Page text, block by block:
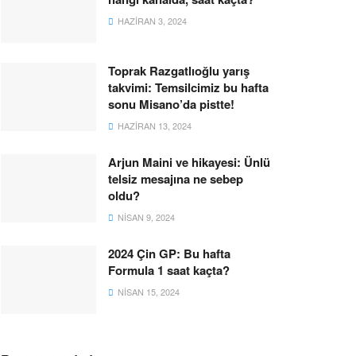
HAZIRAN 3, 2024
Toprak Razgatlıoğlu yarış
takvimi: Temsilcimiz bu hafta
sonu Misano’da pistte!
HAZIRAN 13, 2024
Arjun Maini ve hikayesi: Ünlü
telsiz mesajına ne sebep
oldu?
NISAN 9, 2024
2024 Çin GP: Bu hafta
Formula 1 saat kaçta?
NISAN 15, 2024